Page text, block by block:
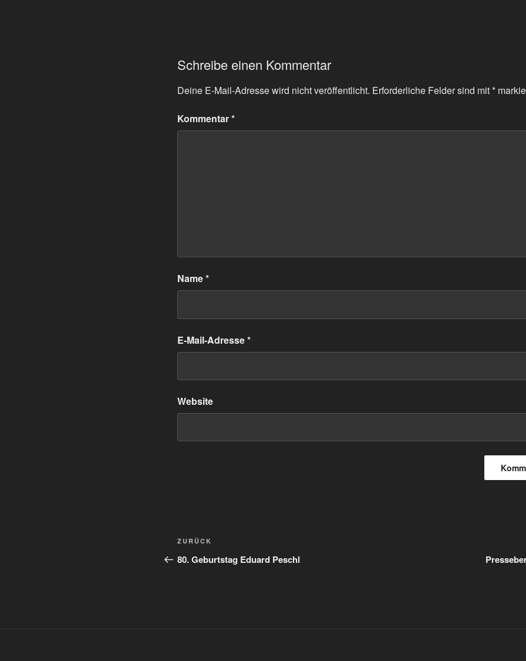
Schreibe einen Kommentar
Deine E-Mail-Adresse wird nicht veröffentlicht. Erforderliche Felder sind mit*
Kommentar*
Name*
E-Mail-Adresse*
Website
Beitrags-
Navigation
Vorheriger
Beitrag
ZURÜCK
80. Geburtstag Eduard Peschl